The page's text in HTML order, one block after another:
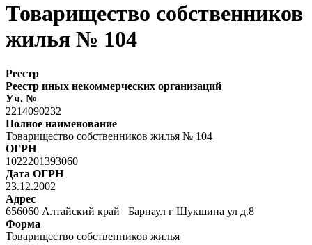
Товарищество собственников
жилья № 104
Реестр
Реестр иных некоммерческих организаций
Уч. №
2214090232
Полное наименование
Товарищество собственников жилья № 104
ОГРН
1022201393060
Дата ОГРН
23.12.2002
Адрес
656060 Алтайский край Барнаул г Шукшина ул д.8
Форма
Товарищество собственников жилья